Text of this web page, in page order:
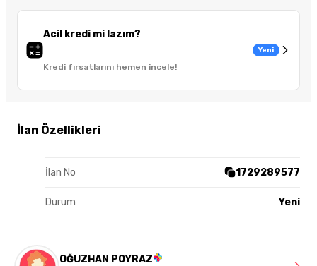
Acil kredi mi lazım?
Kredi fırsatlarını hemen incele!
Yeni
İlan Özellikleri
İlan No 1729289577
Durum Yeni
OĞUZHAN POYRAZ